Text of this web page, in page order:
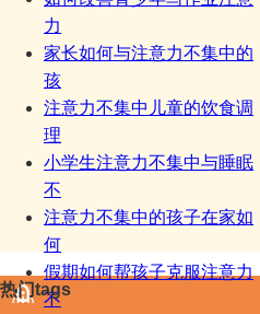
力
家长如何与注意力不集中的
孩
注意力不集中儿童的饮食调
理
小学生注意力不集中与睡眠
不
注意力不集中的孩子在家如
何
假期如何帮孩子克服注意力
不
热门tags